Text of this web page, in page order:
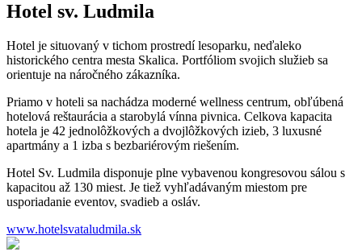
Hotel sv. Ludmila
Hotel je situovaný v tichom prostredí lesoparku, neďaleko
historického centra mesta Skalica. Portfóliom svojich služieb sa
orientuje na náročného zákazníka.
Priamo v hoteli sa nachádza moderné wellness centrum, obľúbená
hotelová reštaurácia a starobylá vínna pivnica. Celkova kapacita
hotela je 42 jednolôžkových a dvojlôžkových izieb, 3 luxusné
apartmány a 1 izba s bezbariérovým riešením.
Hotel Sv. Ludmila disponuje plne vybavenou kongresovou sálou s
kapacitou až 130 miest. Je tiež vyhľadávaným miestom pre
usporiadanie eventov, svadieb a osláv.
www.hotelsvataludmila.sk